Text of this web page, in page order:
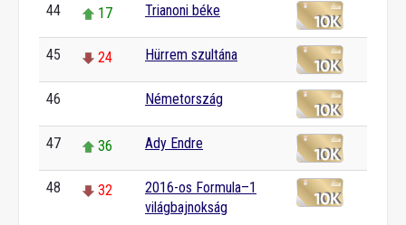
44 17 Trianoni béke
45 24 Hürrem szultána
46 Németország
47 36 Ady Endre
48 32
2016-os Formula–1
világbajnokság